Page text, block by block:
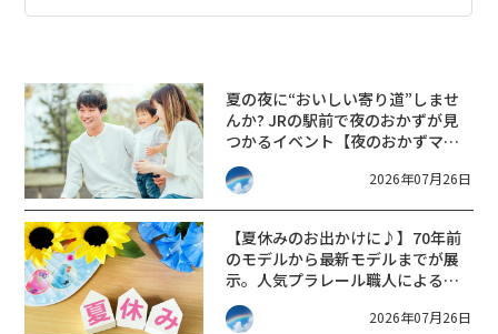
夏の夜に“おいしい寄り道”しませ
んか? JRの駅前で夜のおかずが見
つかるイベント【夜のおかずマル
シェおつまみフェス】
2026年07月26日
【夏休みのお出かけに♪】70年前
のモデルから最新モデルまでが展
示。人気プラレール職人による大
規模鉄道レイアウトもやって来
る。【長浜鉄道スクエア・鉄道お
2026年07月26日